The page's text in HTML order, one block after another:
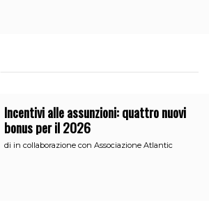
Incentivi alle assunzioni: quattro nuovi
bonus per il 2026
di in collaborazione con Associazione Atlantic